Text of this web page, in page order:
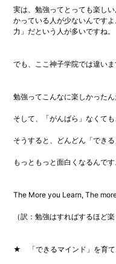
実は、勉強ってとっても楽し
かっている人が少ないんです
力」だという人が多いですね。
でも、ここ神子学院では違いま
勉強ってこんなに楽しかった
そして、「がんばら」なくて
そうすると、どんどん「できる
もっともっと面白くなるんです
The More you Learn, The
（訳：勉強はすればするほど楽
★ 「できるマインド」を育